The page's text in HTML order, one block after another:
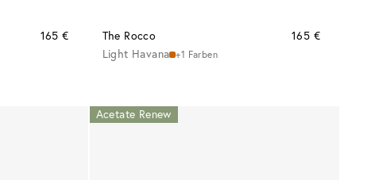
165 €
The Rocco
165 €
Light Havana +1 Farben
Acetate Renew